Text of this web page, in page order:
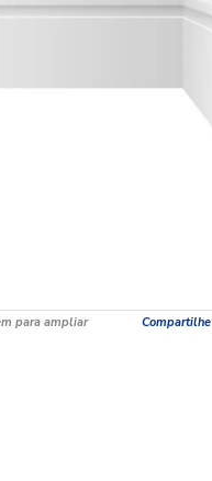
para ampliar Compartilhe